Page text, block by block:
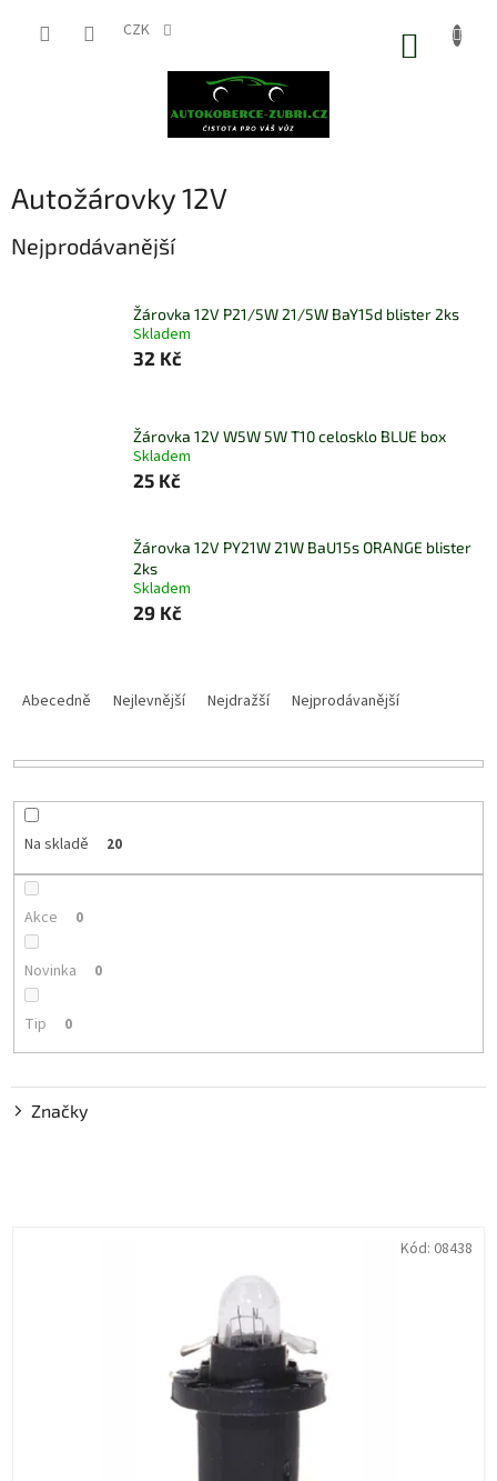
CZK
Autožárovky 12V
Nejprodávanější
Žárovka 12V P21/5W 21/5W BaY15d blister 2ks
Skladem
32 Kč
Žárovka 12V W5W 5W T10 celosklo BLUE box
Skladem
25 Kč
Žárovka 12V PY21W 21W BaU15s ORANGE blister
2ks
Skladem
29 Kč
n
í
o
Abecedně Nejlevnější Nejdražší Nejprodávanější
Na skladě 20
Akce 0
Novinka 0
Tip 0
Značky
Kód: 08438